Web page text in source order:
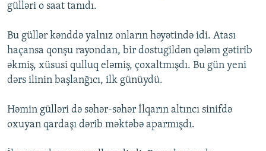
gülləri o saat tanıdı.
Bu güllər kənddə yalnız onların həyətində idi. Atası
haçansa qonşu rayondan, bir dostugildən qələm gətirib
əkmiş, xüsusi qulluq eləmiş, çoxaltmışdı. Bu gün yeni
dərs ilinin başlanğıcı, ilk günüydü.
Həmin gülləri də səhər-səhər İlqarın altıncı sinifdə
oxuyan qardaşı dərib məktəbə aparmışdı.